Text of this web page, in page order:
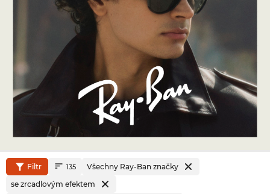
Filtr 135
Všechny Ray-Ban značky
se zrcadlovým efektem